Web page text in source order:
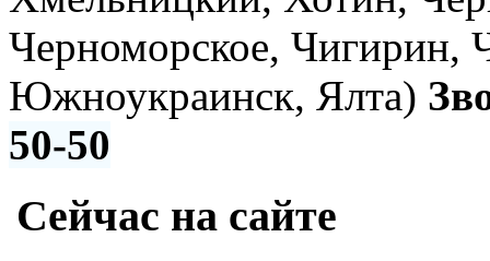
Черноморское,
Южноукраинск, Ялта)
50-50
Сейчас на сайте